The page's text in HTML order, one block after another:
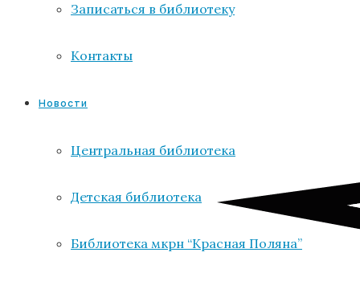
Записаться в библиотеку
Контакты
Новости
Центральная библиотека
Детская библиотека
Библиотека мкрн “Красная Поляна”